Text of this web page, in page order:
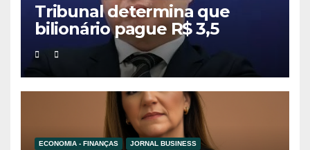
Tribunal determina que
bilionário pague R$ 3,5
bilhões à ex-esposa em
divórcio histórico na Coreia
do Sul
ECONOMIA - FINANÇAS JORNAL BUSINESS